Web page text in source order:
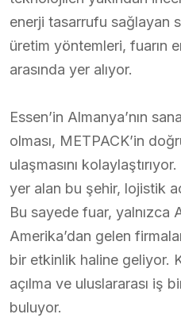
enerji tasarrufu sağlayan
üretim yöntemleri, fuarın
arasında yer alıyor.
Essen’in Almanya’nın
olması, METPACK’in
ulaşmasını
yer alan bu şehir, lojistik
Bu sayede fuar, yalnızca
Amerika’dan gelen
bir etkinlik haline geliyor.
açılma ve uluslararası iş
buluyor.